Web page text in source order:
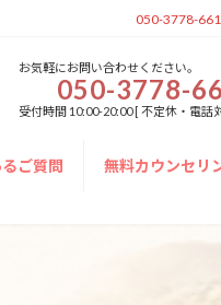
050-3778-
お気軽にお問い合わせください。
050-3778-
受付時間 10:00-20:00 [ 不定休・電話
ご質問 無料カウンセリ